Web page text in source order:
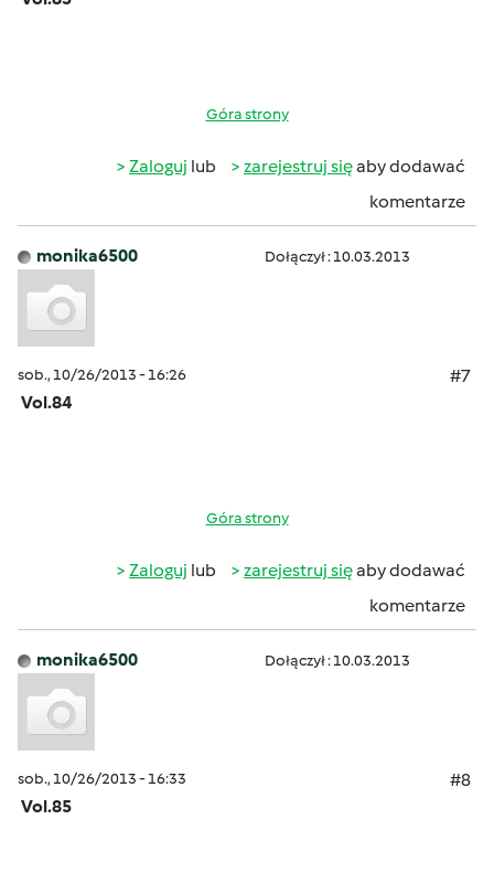
Góra strony
Zaloguj lub zarejestruj sięaby dodawać
komentarze
monika6500 Dołączył : 10.03.2013
sob., 10/26/2013 - 16:26
#7
Vol.84
Góra strony
Zaloguj lub zarejestruj sięaby dodawać
komentarze
monika6500 Dołączył : 10.03.2013
sob., 10/26/2013 - 16:33
#8
Vol.85